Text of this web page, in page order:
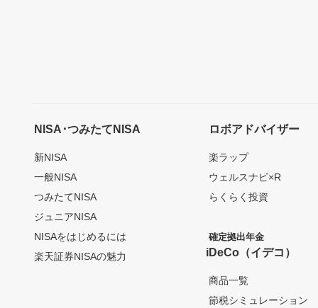
NISA･つみたてNISA
新NISA
一般NISA
つみたてNISA
ジュニアNISA
NISAをはじめるには
楽天証券NISAの魅力
ロボアドバイザー
楽ラップ
ウェルスナビ×R
らくらく投資
確定拠出年金
iDeCo（イデコ）
商品一覧
節税シミュレーション